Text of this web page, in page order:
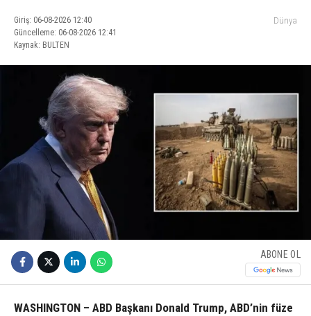
Giriş: 06-08-2026 12:40
Güncelleme: 06-08-2026 12:41
Kaynak: BULTEN
Dünya
ABONE OL
WASHINGTON – ABD Başkanı Donald Trump, ABD’nin füze